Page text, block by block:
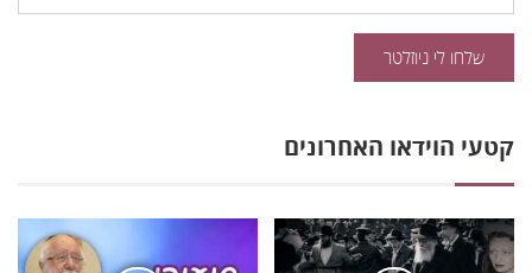
קטעי הוידאו האחרונים